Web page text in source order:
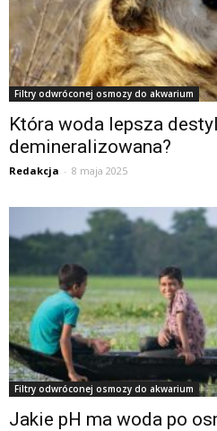
Filtry odwróconej osmozy do akwarium
Która woda lepsza
demineralizowana?
Redakcja - 8 maja 2025
Filtry odwróconej osmozy do akwarium
Jakie pH ma woda po